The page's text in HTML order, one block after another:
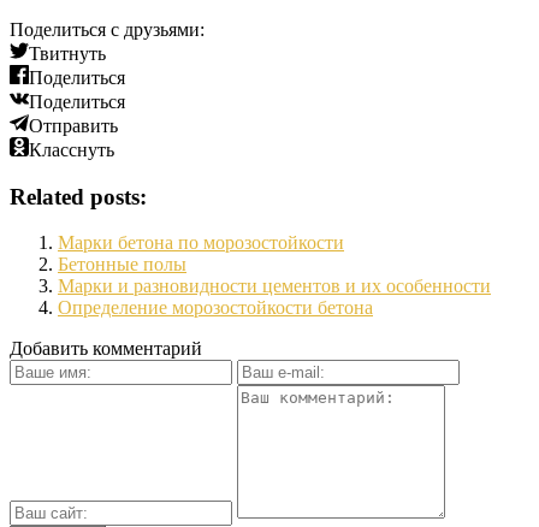
Поделиться с друзьями:
Твитнуть
Поделиться
Поделиться
Отправить
Класснуть
Related posts:
Марки бетона по морозостойкости
Бетонные полы
Марки и разновидности цементов и их особенности
Определение морозостойкости бетона
Добавить комментарий